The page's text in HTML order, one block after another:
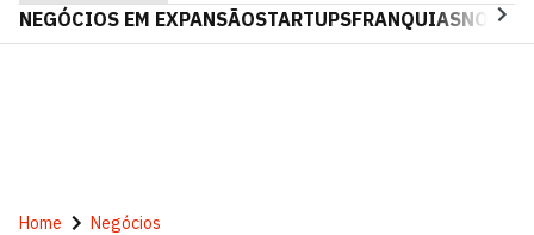
NEGÓCIOS EM EXPANSÃOSTARTUPSFRANQUIAS
Home Negócios